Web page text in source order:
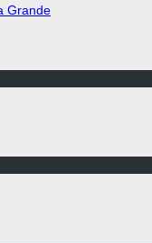
Grande